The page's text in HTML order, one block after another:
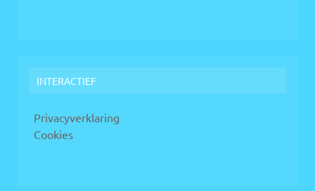
INTERACTIEF
Privacyverklaring
Cookies